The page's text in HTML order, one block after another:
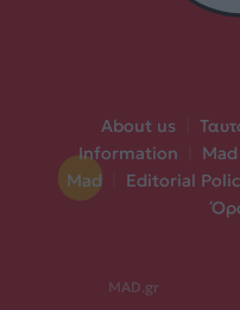
About us
Information
Mad
Editorial
MAD.gr